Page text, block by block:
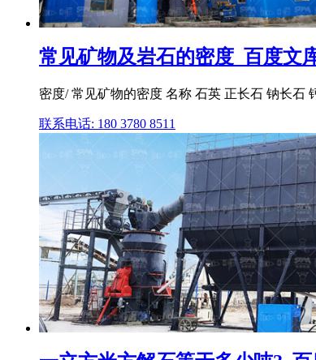
常见矿物及岩石的密度_百度文
密度/ 常见矿物的密度 名称 石英 正长石 钠长石
联系电话: 180 3780 8511